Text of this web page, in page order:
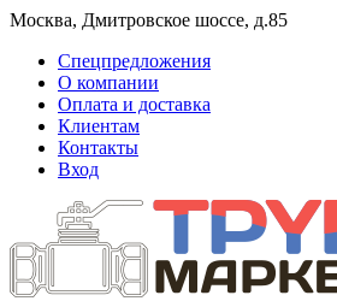
Москва, Дмитровское шоссе, д.85
Спецпредложения
О компании
Оплата и доставка
Клиентам
Контакты
Вход